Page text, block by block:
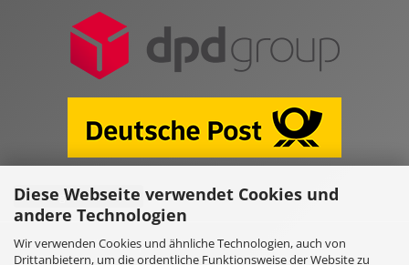
Diese Webseite verwendet Cookies und
andere Technologien
Wir verwenden Cookies und ähnliche Technologien, auch von
Drittanbietern, um die ordentliche Funktionsweise der Website zu
Vertrag widerrufen
Online Shop erstellenmit Gambio.de © 2026